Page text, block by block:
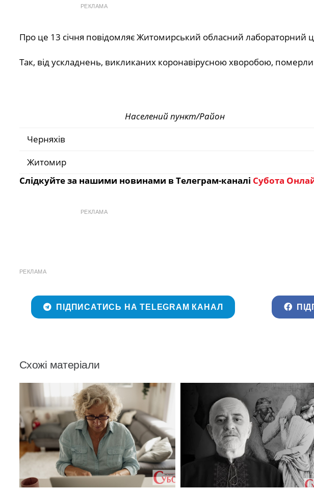
РЕКЛАМА
Про це 13 січня повідомляє Житомирський обласний лабораторний
Так, від ускладнень, викликаних коронавірусною хворобою,
Населений пункт/Район
Черняхів
Житомир
Слідкуйте за нашими новинами в Телеграм-каналі Субота
РЕКЛАМА
РЕКЛАМА
ПІДПИСАТИСЬ НА TELEGRAM КАНАЛ
Схожі матеріали